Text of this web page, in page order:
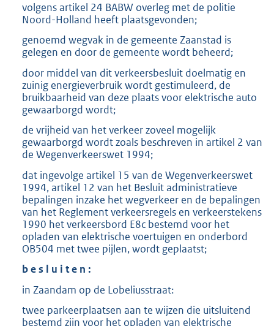
volgens artikel 24 BABW overleg met de politie
Noord-Holland heeft plaatsgevonden;
genoemd wegvak in de gemeente Zaanstad is
gelegen en door de gemeente wordt beheerd;
door middel van dit verkeersbesluit doelmatig en
zuinig energieverbruik wordt gestimuleerd, de
bruikbaarheid van deze plaats voor elektrische auto
gewaarborgd wordt;
de vrijheid van het verkeer zoveel mogelijk
gewaarborgd wordt zoals beschreven in artikel 2 van
de Wegenverkeerswet 1994;
dat ingevolge artikel 15 van de Wegenverkeerswet
1994, artikel 12 van het Besluit administratieve
bepalingen inzake het wegverkeer en de bepalingen
van het Reglement verkeersregels en verkeerstekens
1990 het verkeersbord E8c bestemd voor het
opladen van elektrische voertuigen en onderbord
OB504 met twee pijlen, wordt geplaatst;
b e s l u i t e n :
in Zaandam op de Lobeliusstraat:
twee parkeerplaatsen aan te wijzen die uitsluitend
bestemd zijn voor het opladen van elektrische